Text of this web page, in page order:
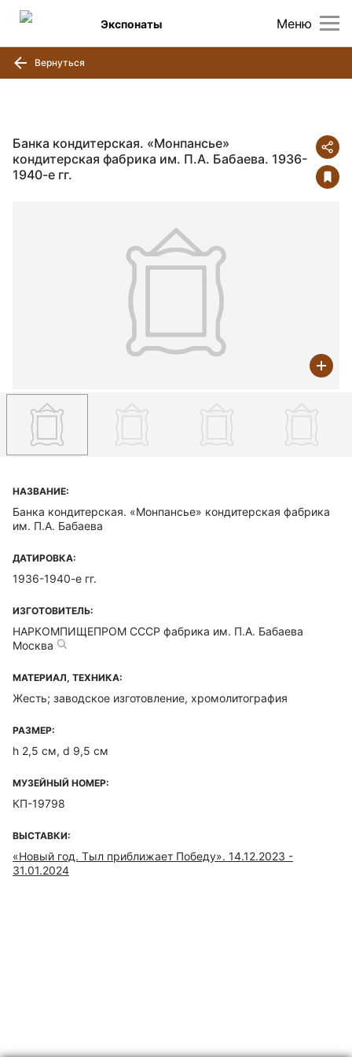
Меню
Экспонаты
Вернуться
Банка кондитерская. «Монпансье»
кондитерская фабрика им. П.А. Бабаева. 1936-
1940-е гг.
НАЗВАНИЕ:
Банка кондитерская. «Монпансье» кондитерская фабрика
им. П.А. Бабаева
ДАТИРОВКА:
1936-1940-е гг.
ИЗГОТОВИТЕЛЬ:
НАРКОМПИЩЕПРОМ СССР фабрика им. П.А. Бабаева
Москва
МАТЕРИАЛ, ТЕХНИКА:
Жесть; заводское изготовление, хромолитография
РАЗМЕР:
h 2,5 см, d 9,5 см
МУЗЕЙНЫЙ НОМЕР:
КП-19798
ВЫСТАВКИ:
«Новый год. Тыл приближает Победу». 14.12.2023 -
31.01.2024